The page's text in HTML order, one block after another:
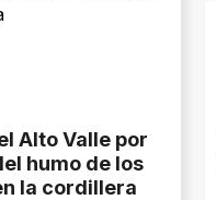
Alto Valle por
humo de los
la cordillera